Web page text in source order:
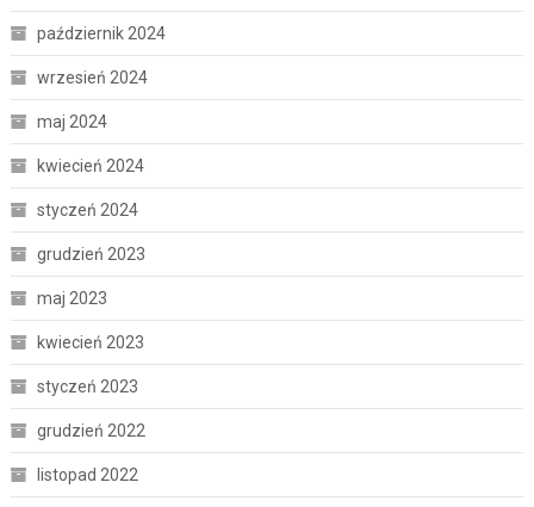
październik 2024
wrzesień 2024
maj 2024
kwiecień 2024
styczeń 2024
grudzień 2023
maj 2023
kwiecień 2023
styczeń 2023
grudzień 2022
listopad 2022